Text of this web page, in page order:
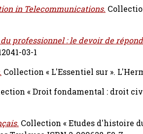
in Telecommunications.
professionnel : le devoir de
03-1
Collection « L'Essentiel sur ».
« Droit fondamental : droit
Collection « Etudes d'histoire